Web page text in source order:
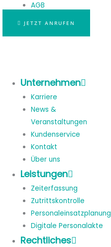
AGB
JETZT ANRUFEN
Unternehmen
Karriere
News &
Veranstaltungen
Kundenservice
Kontakt
Über uns
Leistungen
Zeiterfassung
Zutrittskontrolle
Personaleinsatzplanung
Digitale Personalakte
Rechtliches